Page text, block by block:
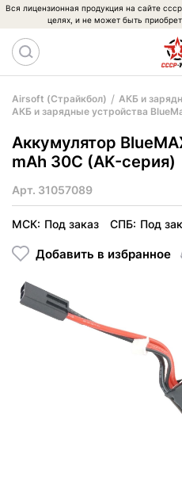
Вся лицензионная продукция на сайте
целях, и не может быть
Airsoft (Страйкбол)
АКБ и
АКБ и зарядные устройства
Аккумулятор
mAh 30C (AK-серия)
Арт. 31057089
МСК: Под заказ СПБ: Под
Добавить в избранное